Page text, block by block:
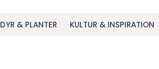
DYR & PLANTER KULTUR & INSPIRATION